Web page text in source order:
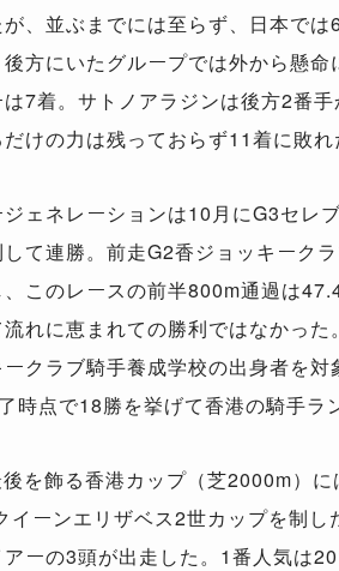
、並ぶまでには至らず、日本で
方にいたグループでは外から懸
7着。サトノアラジンは後方2番
けの力は残っておらず11着に敗れ
ェネレーションは10月にG3セレ
て連勝。前走G2香ジョッキーク
このレースの前半800m通過は
れに恵まれての勝利ではなかっ
ークラブ騎手養成学校の出身者を
時点で18勝を挙げて香港の騎手ラ
を飾る香港カップ（芝2000m）
イーンエリザベス2世カップを制
ーの3頭が出走した。1番人気は